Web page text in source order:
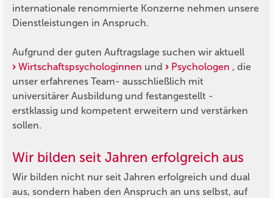
internationale renommierte Konzerne nehmen unsere
Dienstleistungen in Anspruch.
Aufgrund der guten Auftragslage suchen wir aktuell
Wirtschaftspsychologinnen und Psychologen , die
unser erfahrenes Team- ausschließlich mit
universitärer Ausbildung und festangestellt -
erstklassig und kompetent erweitern und verstärken
sollen.
Wir bilden seit Jahren erfolgreich aus
Wir bilden nicht nur seit Jahren erfolgreich und dual
aus, sondern haben den Anspruch an uns selbst, auf